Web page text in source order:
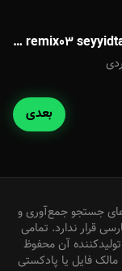
66845a2690b9f remix03 seyyidtaleh(320)
بعدی
جستجو جمع‌آوری و
قرار ندارد. تمامی
آن محفوظ
فایل یا پادکستی